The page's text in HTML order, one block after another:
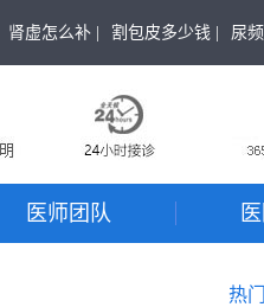
肾虚怎么补 | 割包皮多少钱 | 尿频
医师团队
热